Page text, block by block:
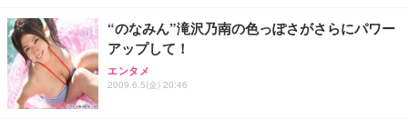
“のなみん”滝沢乃南の色っぽさがさらにパワー
アップして！
エンタメ
2009.6.5(金) 20:46